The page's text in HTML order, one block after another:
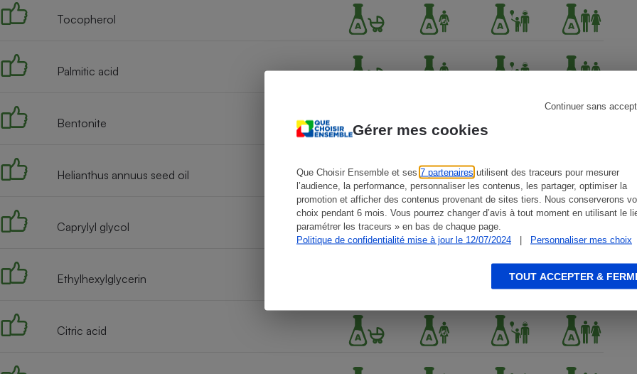
Gérer mes cookies
Que Choisir Ensemble et ses 7 partenaires utilisent des traceurs pour mesurer
l’audience, la performance, personnaliser les contenus, les partager, optimiser la
promotion et afficher des contenus provenant de sites tiers. Nous conserverons
choix pendant 6 mois. Vous pourrez changer d’avis à tout moment en utilisant le
paramétrer les traceurs » en bas de chaque page.
Politique de confidentialité mise à jour le 12/07/2024
| Personnaliser mes choix
Continuer sans
TOUT ACCEPTER &
Tocopherol
Palmitic acid
Bentonite
Helianthus annuus seed oil
Caprylyl glycol
Ethylhexylglycerin
Citric acid